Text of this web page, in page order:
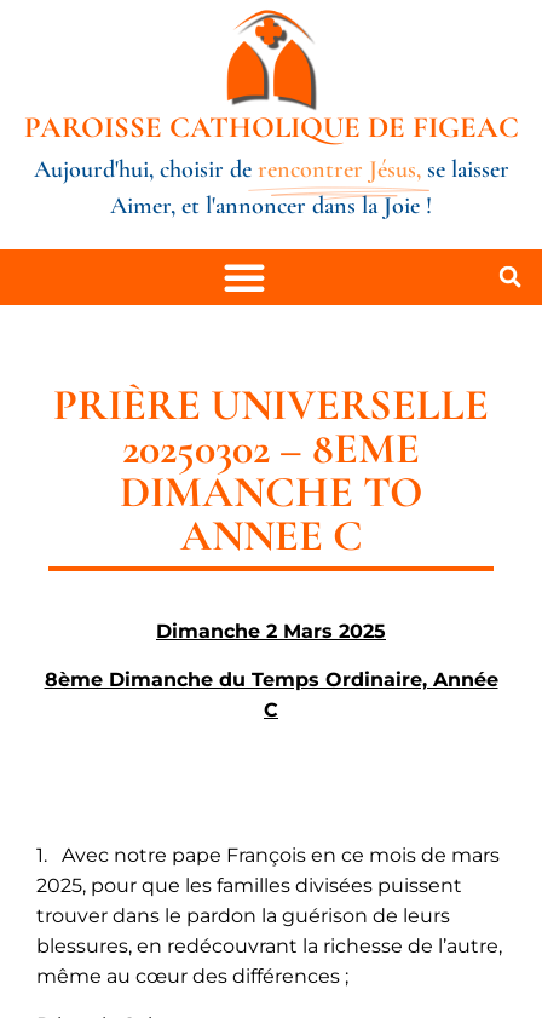
PAROISSE CATHOLIQUE DE FIGEAC
Aujourd'hui, choisir de rencontrer Jésus, se laisser
Aimer, et l'annoncer dans la Joie !
PRIÈRE UNIVERSELLE
20250302 – 8EME
DIMANCHE TO
ANNEE C
Dimanche 2 Mars 2025
8ème Dimanche du Temps Ordinaire, Année
C
1. Avec notre pape François en ce mois de mars
2025, pour que les familles divisées puissent
trouver dans le pardon la guérison de leurs
blessures, en redécouvrant la richesse de l’autre,
même au cœur des différences ;